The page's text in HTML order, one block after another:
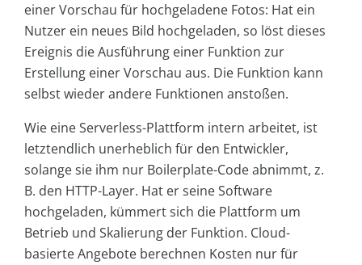
einer Vorschau für hochgeladene Fotos: Hat ein
Nutzer ein neues Bild hochgeladen, so löst dieses
Ereignis die Ausführung einer Funktion zur
Erstellung einer Vorschau aus. Die Funktion kann
selbst wieder andere Funktionen anstoßen.
Wie eine Serverless-Plattform intern arbeitet, ist
letztendlich unerheblich für den Entwickler,
solange sie ihm nur Boilerplate-Code abnimmt, z.
B. den HTTP-Layer. Hat er seine Software
hochgeladen, kümmert sich die Plattform um
Betrieb und Skalierung der Funktion. Cloud-
basierte Angebote berechnen Kosten nur für